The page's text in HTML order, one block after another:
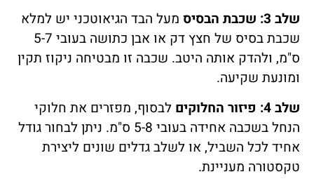
שלב 3: שכבת הבסיס
מעל הבד הגיאוטכני יש למלא
שכבת בסיס של חצץ דק או אבן כתושה בעובי 5-7
ס"מ, ולהדק אותה היטב. שכבה זו מבטיחה ניקוז תקין
ומונעת שקיעה.
שלב 4: פיזור החלוקים
לבסוף, מפזרים את חלוקי
הנחל בשכבה אחידה בעובי 5-8 ס"מ. ניתן לבחור גודל
אחיד לכל השביל, או לשלב גדלים שונים ליצירת
טקסטורה מעניינת.